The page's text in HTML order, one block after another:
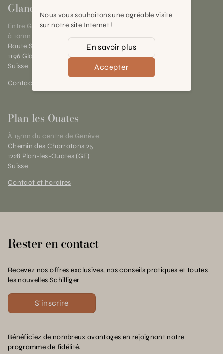
Gland
Entre Genève et Lausanne,
à 10mn de Nyon
Route Suisse 40
1196 Gland (VD)
Suisse
Contact et horaires
Plan-les-Ouates
À 15mn du centre de Genève
Chemin des Charrotons 25
1228 Plan-les-Ouates (GE)
Suisse
Contact et horaires
Rester en contact
Recevez nos offres exclusives, nos conseils pratiques et toutes
les nouvelles Schilliger
S'inscrire
Bénéficiez de nombreux avantages en rejoignant notre
programme de fidélité.
Nous vous souhaitons une agréable visite
sur notre site Internet !
En savoir plus
Accepter